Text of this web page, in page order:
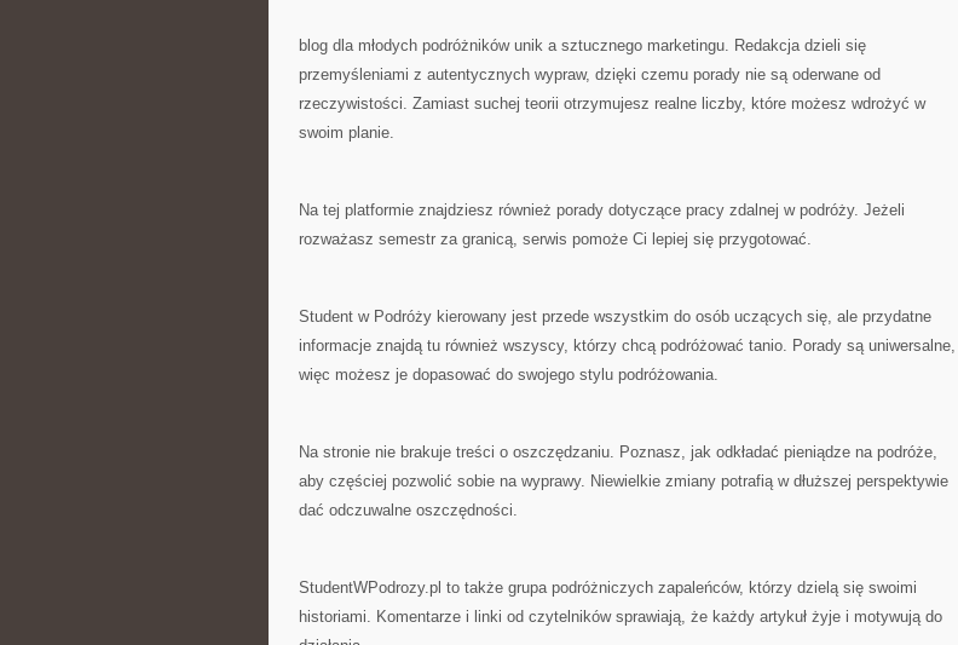
blog dla młodych podróżników unik a sztucznego marketingu. Redakcja dzieli się
przemyśleniami z autentycznych wypraw, dzięki czemu porady nie są oderwane od
rzeczywistości. Zamiast suchej teorii otrzymujesz realne liczby, które możesz wdrożyć w
swoim planie.
Na tej platformie znajdziesz również porady dotyczące pracy zdalnej w podróży. Jeżeli
rozważasz semestr za granicą, serwis pomoże Ci lepiej się przygotować.
Student w Podróży kierowany jest przede wszystkim do osób uczących się, ale przydatne
informacje znajdą tu również wszyscy, którzy chcą podróżować tanio. Porady są uniwersalne,
więc możesz je dopasować do swojego stylu podróżowania.
Na stronie nie brakuje treści o oszczędzaniu. Poznasz, jak odkładać pieniądze na podróże,
aby częściej pozwolić sobie na wyprawy. Niewielkie zmiany potrafią w dłuższej perspektywie
dać odczuwalne oszczędności.
StudentWPodrozy.pl to także grupa podróżniczych zapaleńców, którzy dzielą się swoimi
historiami. Komentarze i linki od czytelników sprawiają, że każdy artykuł żyje i motywują do